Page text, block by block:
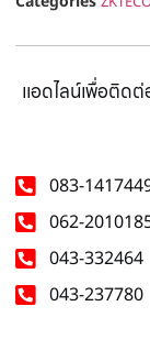
แอดไลน์เพื่อติด
083-
062-
043-332464
043-237780